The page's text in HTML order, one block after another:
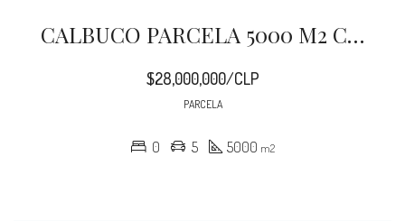
CALBUCO PARCELA 5000 M2 CRUCE CHAYAHUE
$28,000,000/CLP
PARCELA
0 5 5000 m2